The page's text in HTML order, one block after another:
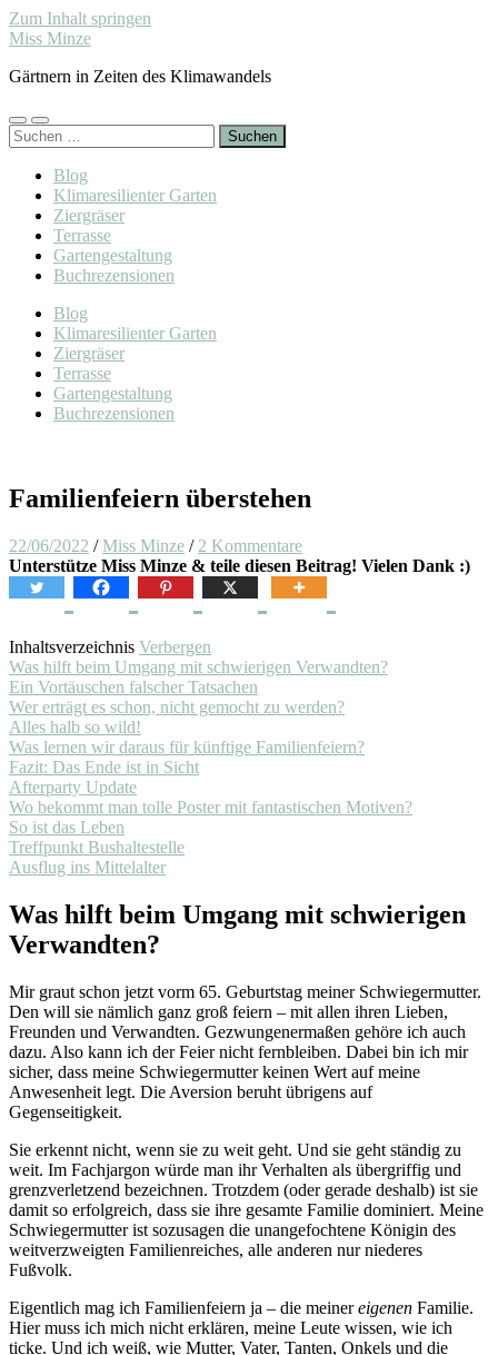
Zum Inhalt springen
Miss Minze
Gärtnern in Zeiten des Klimawandels
Mobile-
Menü
Suchfeld
ein-/ausblenden
Suchen
nach:
Blog
Klimaresilienter Garten
Ziergräser
Terrasse
Gartengestaltung
Buchrezensionen
Blog
Klimaresilienter Garten
Ziergräser
Terrasse
Gartengestaltung
Buchrezensionen
Familienfeiern überstehen
22/06/2022 /Miss Minze / 2 Kommentare
Unterstütze Miss Minze & teile diesen Beitrag! Vielen Dank :)
Inhaltsverzeichnis Verbergen
Was hilft beim Umgang mit schwierigen Verwandten?
Ein Vortäuschen falscher Tatsachen
Wer erträgt es schon, nicht gemocht zu werden?
Alles halb so wild!
Was lernen wir daraus für künftige Familienfeiern?
Fazit: Das Ende ist in Sicht
Afterparty Update
Wo bekommt man tolle Poster mit fantastischen Motiven?
So ist das Leben
Treffpunkt Bushaltestelle
Ausflug ins Mittelalter
Was hilft beim Umgang mit schwierigen
Verwandten?
Mir graut schon jetzt vorm 65. Geburtstag meiner Schwiegermutter.
Den will sie nämlich ganz groß feiern – mit allen ihren Lieben,
Freunden und Verwandten. Gezwungenermaßen gehöre ich auch
dazu. Also kann ich der Feier nicht fernbleiben. Dabei bin ich mir
sicher, dass meine Schwiegermutter keinen Wert auf meine
Anwesenheit legt. Die Aversion beruht übrigens auf
Gegenseitigkeit.
Sie erkennt nicht, wenn sie zu weit geht. Und sie geht ständig zu
weit. Im Fachjargon würde man ihr Verhalten als übergriffig und
grenzverletzend bezeichnen. Trotzdem (oder gerade deshalb) ist sie
damit so erfolgreich, dass sie ihre gesamte Familie dominiert. Meine
Schwiegermutter ist sozusagen die unangefochtene Königin des
weitverzweigten Familienreiches, alle anderen nur niederes
Fußvolk.
Eigentlich mag ich Familienfeiern ja – die meinereigenen Familie.
Hier muss ich mich nicht erklären, meine Leute wissen, wie ich
ticke. Und ich weiß, wie Mutter, Vater, Tanten, Onkels und die